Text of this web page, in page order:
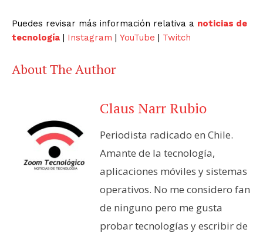
Puedes revisar más información relativa a noticias de
tecnología | Instagram | YouTube | Twitch
About The Author
Claus Narr Rubio
Periodista radicado en Chile.
Amante de la tecnología,
aplicaciones móviles y sistemas
operativos. No me considero fan
de ninguno pero me gusta
probar tecnologías y escribir de